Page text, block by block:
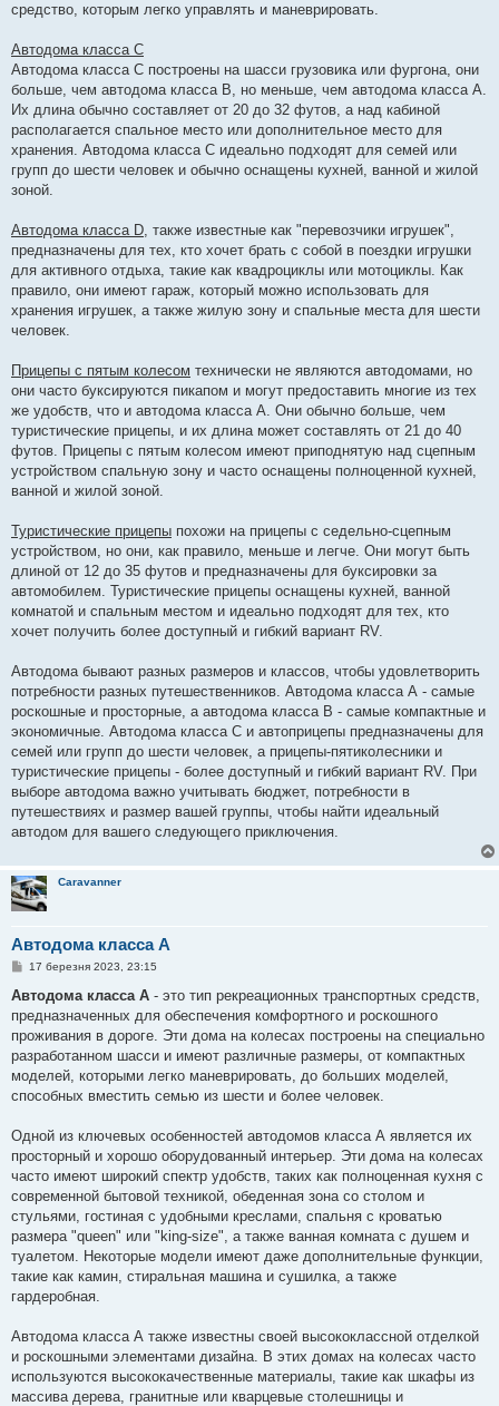
средство, которым легко управлять и маневрировать.
Автодома класса C
Автодома класса C построены на шасси грузовика или фургона, они
больше, чем автодома класса B, но меньше, чем автодома класса A.
Их длина обычно составляет от 20 до 32 футов, а над кабиной
располагается спальное место или дополнительное место для
хранения. Автодома класса C идеально подходят для семей или
групп до шести человек и обычно оснащены кухней, ванной и жилой
зоной.
Автодома класса D, также известные как "перевозчики игрушек",
предназначены для тех, кто хочет брать с собой в поездки игрушки
для активного отдыха, такие как квадроциклы или мотоциклы. Как
правило, они имеют гараж, который можно использовать для
хранения игрушек, а также жилую зону и спальные места для шести
человек.
Прицепы с пятым колесом технически не являются автодомами, но
они часто буксируются пикапом и могут предоставить многие из тех
же удобств, что и автодома класса А. Они обычно больше, чем
туристические прицепы, и их длина может составлять от 21 до 40
футов. Прицепы с пятым колесом имеют приподнятую над сцепным
устройством спальную зону и часто оснащены полноценной кухней,
ванной и жилой зоной.
Туристические прицепы похожи на прицепы с седельно-сцепным
устройством, но они, как правило, меньше и легче. Они могут быть
длиной от 12 до 35 футов и предназначены для буксировки за
автомобилем. Туристические прицепы оснащены кухней, ванной
комнатой и спальным местом и идеально подходят для тех, кто
хочет получить более доступный и гибкий вариант RV.
Автодома бывают разных размеров и классов, чтобы удовлетворить
потребности разных путешественников. Автодома класса А - самые
роскошные и просторные, а автодома класса В - самые компактные и
экономичные. Автодома класса C и автоприцепы предназначены для
семей или групп до шести человек, а прицепы-пятиколесники и
туристические прицепы - более доступный и гибкий вариант RV. При
выборе автодома важно учитывать бюджет, потребности в
путешествиях и размер вашей группы, чтобы найти идеальный
автодом для вашего следующего приключения.
Caravanner
Автодома класса А
П
в
д
о
л
е
н
н
17 березня 2023, 23:15
Автодома класса А - это тип рекреационных транспортных средств,
предназначенных для обеспечения комфортного и роскошного
проживания в дороге. Эти дома на колесах построены на специально
разработанном шасси и имеют различные размеры, от компактных
моделей, которыми легко маневрировать, до больших моделей,
способных вместить семью из шести и более человек.
Одной из ключевых особенностей автодомов класса А является их
просторный и хорошо оборудованный интерьер. Эти дома на колесах
часто имеют широкий спектр удобств, таких как полноценная кухня с
современной бытовой техникой, обеденная зона со столом и
стульями, гостиная с удобными креслами, спальня с кроватью
размера "queen" или "king-size", а также ванная комната с душем и
туалетом. Некоторые модели имеют даже дополнительные функции,
такие как камин, стиральная машина и сушилка, а также
гардеробная.
Автодома класса А также известны своей высококлассной отделкой
и роскошными элементами дизайна. В этих домах на колесах часто
используются высококачественные материалы, такие как шкафы из
массива дерева, гранитные или кварцевые столешницы и